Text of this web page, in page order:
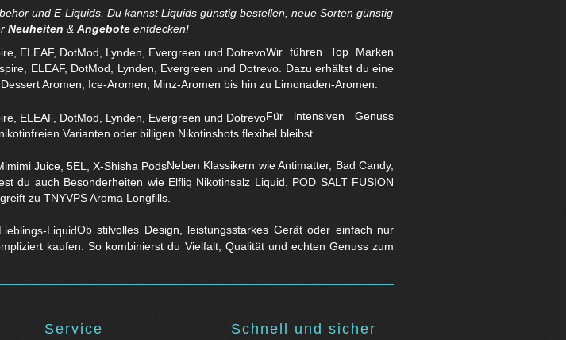
und E-Liquids. Du kannst Liquids günstig bestellen, neue Sorten günstig
Neuheiten & Angeboteentdecken!
Wir führen Top Marken
ELEAF, DotMod, Lynden, Evergreen und Dotrevo. Dazu erhältst du eine
Aromen, Ice-Aromen, Minz-Aromen bis hin zu Limonaden-Aromen.
Für intensiven Genuss
Varianten oder billigen Nikotinshots flexibel bleibst.
Neben Klassikern wie Antimatter, Bad Candy,
du auch Besonderheiten wie Elfliq Nikotinsalz Liquid, POD SALT FUSION
zu TNYVPS Aroma Longfills.
Ob stilvolles Design, leistungsstarkes Gerät oder einfach nur
kaufen. So kombinierst du Vielfalt, Qualität und echten Genuss zum
Service
Schnell und sicher